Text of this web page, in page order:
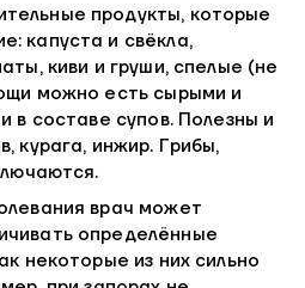
продукты, которые
капуста и свёкла,
киви и груши, спелые (не
можно есть сырыми и
в составе супов. Полезны и
курага, инжир. Грибы,
врач может
определённые
некоторые из них сильно